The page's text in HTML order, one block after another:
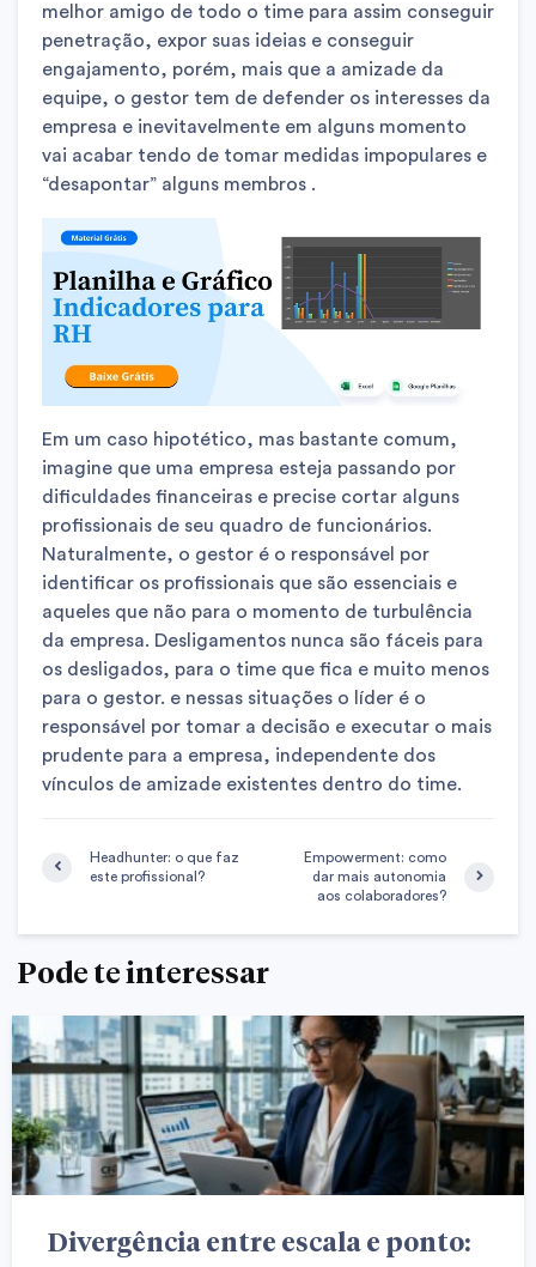
melhor amigo de todo o time para assim conseguir
penetração, expor suas ideias e conseguir
engajamento, porém, mais que a amizade da
equipe, o gestor tem de defender os interesses da
empresa e inevitavelmente em alguns momento
vai acabar tendo de tomar medidas impopulares e
“desapontar” alguns membros .
Em um caso hipotético, mas bastante comum,
imagine que uma empresa esteja passando por
dificuldades financeiras e precise cortar alguns
profissionais de seu quadro de funcionários.
Naturalmente, o gestor é o responsável por
identificar os profissionais que são essenciais e
aqueles que não para o momento de turbulência
da empresa. Desligamentos nunca são fáceis para
os desligados, para o time que fica e muito menos
para o gestor. e nessas situações o líder é o
responsável por tomar a decisão e executar o mais
prudente para a empresa, independente dos
vínculos de amizade existentes dentro do time.
Headhunter: o que faz
este profissional?
Empowerment: como
dar mais autonomia
aos colaboradores?
Pode te interessar
Divergência entre escala e ponto: